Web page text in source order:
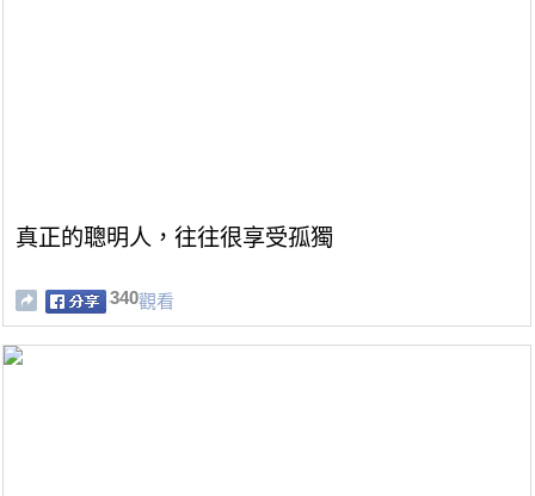
真正的聰明人，往往很享受孤獨
340觀看